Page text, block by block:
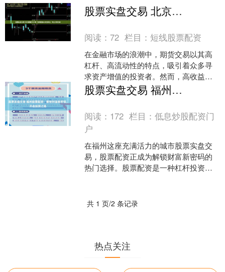
股票实盘交易 北京期货配资公司：合规资金与专业风控，专注交易支持
阅读：72 栏目： 短线股票配资
在金融市场的浪潮中，期货交易以其高
杠杆、高流动性的特点，吸引着众多寻
求资产增值的投资者。然而，高收益往
往伴随着高风险，充足的交易本金和专
业的风险管理能力股票实盘....
股票实盘交易 福州股票配资：解锁财富新密码，开启投资之路
阅读： 172 栏目：低息炒股配资门
户
在福州这座充满活力的城市股票实盘交
易，股票配资正成为解锁财富新密码的
热门选择。股票配资是一种杠杆投资方
共 1 页/2 条记录
热点关注